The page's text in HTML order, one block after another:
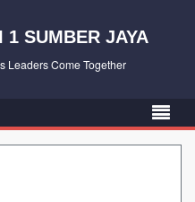
1 SUMBER JAYA
Leaders Come Together